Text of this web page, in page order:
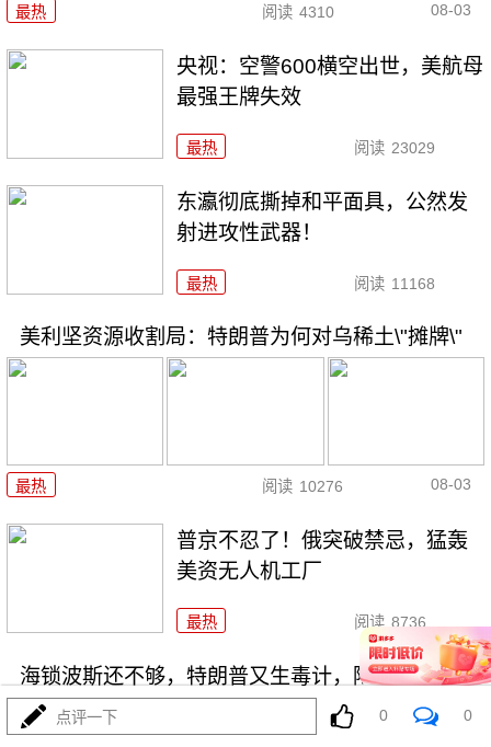
最热 阅读 4310 08-03
央视：空警600横空出世，美航母
最强王牌失效
最热 阅读 23029
东瀛彻底撕掉和平面具，公然发
射进攻性武器！
最热 阅读 11168
美利坚资源收割局：特朗普为何对乌稀土\"摊牌\"
最热 阅读 10276 08-03
普京不忍了！俄突破禁忌，猛轰
美资无人机工厂
最热 阅读 8736
海锁波斯还不够，特朗普又生毒计，陆地也要封
点评一下 0 0